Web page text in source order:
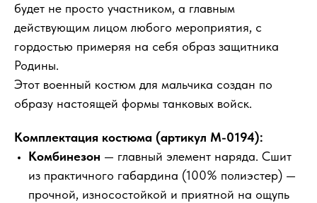
будет не просто участником, а главным
действующим лицом любого мероприятия, с
гордостью примеряя на себя образ защитника
Родины.
Этот военный костюм для мальчика создан по
образу настоящей формы танковых войск.
Комплектация костюма (артикул М-0194):
Комбинезон — главный элемент наряда. Сшит
из практичного габардина (100% полиэстер) —
прочной, износостойкой и приятной на ощупь